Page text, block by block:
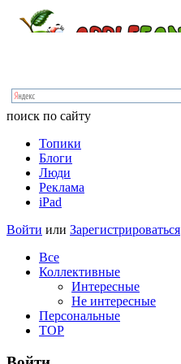
поиск по сайту
Топики
Блоги
Люди
Реклама
iPad
Войти или Зарегистрироваться
Все
Коллективные
Интересные
Не интересные
Персональные
TOP